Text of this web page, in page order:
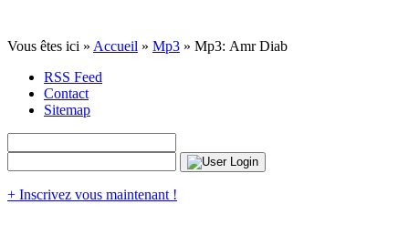
Vous êtes ici » Accueil » Mp3 » Mp3: Amr Diab
RSS Feed
Contact
Sitemap
+ Inscrivez vous maintenant !